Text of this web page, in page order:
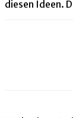
diesen Ideen.